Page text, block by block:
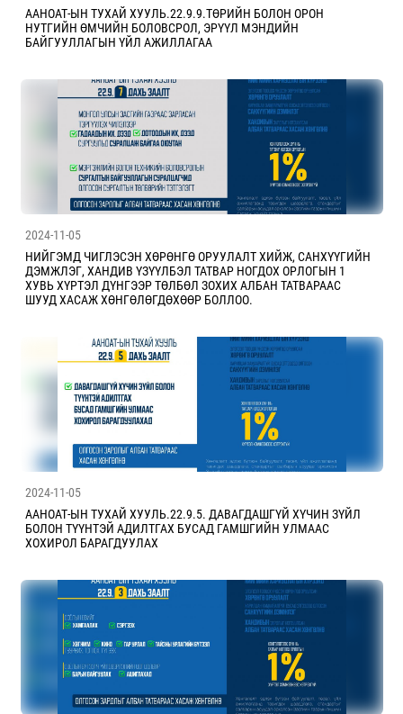
ААНОАТ-ЫН ТУХАЙ ХУУЛЬ.22.9.9.ТӨРИЙН БОЛОН ОРОН
НУТГИЙН ӨМЧИЙН БОЛОВСРОЛ, ЭРҮҮЛ МЭНДИЙН
БАЙГУУЛЛАГЫН ҮЙЛ АЖИЛЛАГАА
2024-11-05
НИЙГЭМД ЧИГЛЭСЭН ХӨРӨНГӨ ОРУУЛАЛТ ХИЙЖ, САНХҮҮГИЙН
ДЭМЖЛЭГ, ХАНДИВ ҮЗҮҮЛБЭЛ ТАТВАР НОГДОХ ОРЛОГЫН 1
ХУВЬ ХҮРТЭЛ ДҮНГЭЭР ТӨЛБӨЛ ЗОХИХ АЛБАН ТАТВАРААС
ШУУД ХАСАЖ ХӨНГӨЛӨГДӨХӨӨР БОЛЛОО.
2024-11-05
ААНОАТ-ЫН ТУХАЙ ХУУЛЬ.22.9.5. ДАВАГДАШГҮЙ ХҮЧИН ЗҮЙЛ
БОЛОН ТҮҮНТЭЙ АДИЛТГАХ БУСАД ГАМШГИЙН УЛМААС
ХОХИРОЛ БАРАГДУУЛАХ